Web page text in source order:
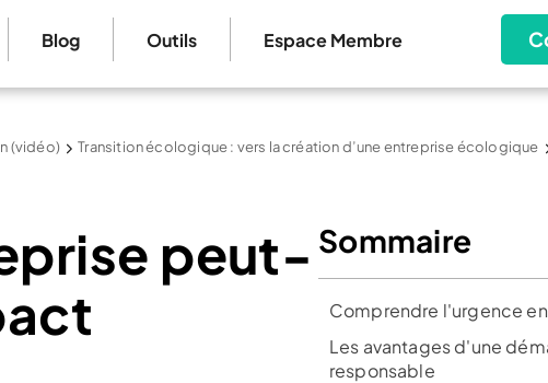
Blog Outils Espace Membre
(vidéo) Transition écologique : vers la création d’une entreprise écologique
peut- Sommaire
Comprendre l'urgence
Les avantages d'une
responsable